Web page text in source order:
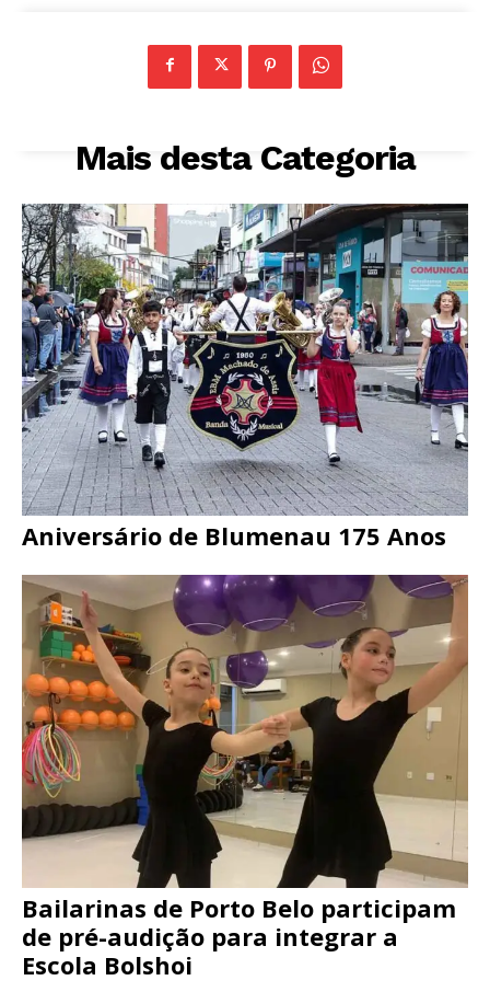
Mais desta Categoria
Aniversário de Blumenau 175 Anos
Bailarinas de Porto Belo participam
de pré-audição para integrar a
Escola Bolshoi